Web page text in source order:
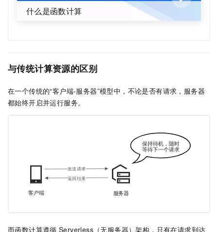
什么是函数计算
与传统计算资源的区别
在一个传统的“客户端-服务器”模型中，不论是否有请求，服务器
都始终开启并运行服务。
而函数计算遵循 Serverless（无服务器）架构，只有在请求到达